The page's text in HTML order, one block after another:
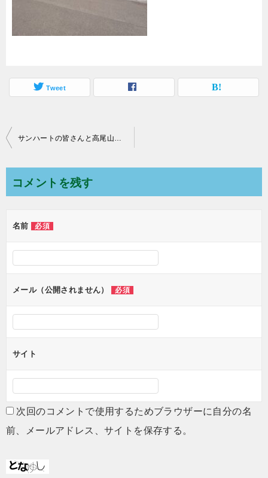
Tweet
投
ナ
ビ
ン
サンハートの皆さんと高尾山に
コメントを残す
名前 必須
メール（公開されません） 必須
サイト
次回のコメントで使用するためブラウザーに自分の名
前、メールアドレス、サイトを保存する。